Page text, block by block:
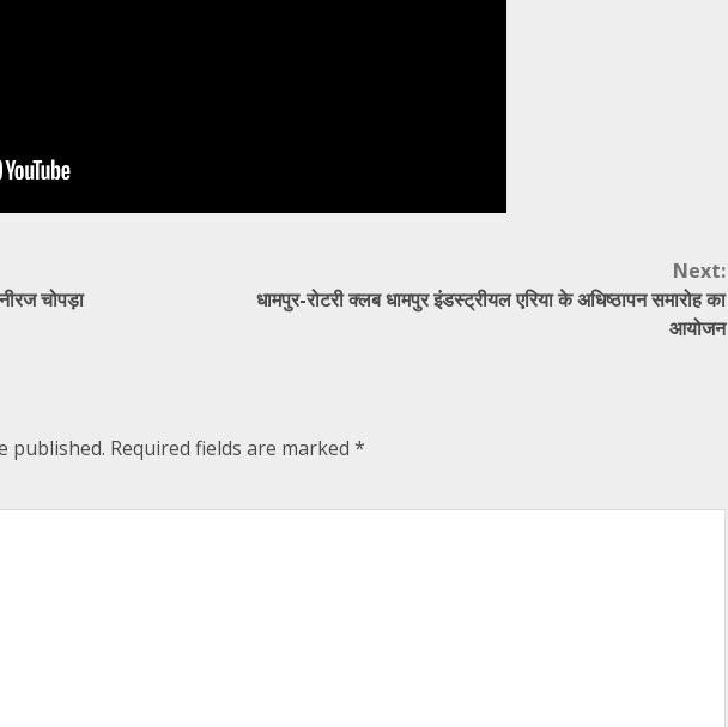
चोपड़ा
Next:
धामपुर-रोटरी क्लब धामपुर इंडस्ट्रीयल एरिया के अधिष्ठापन समारोह का
आयोजन
published. Required fields are marked *